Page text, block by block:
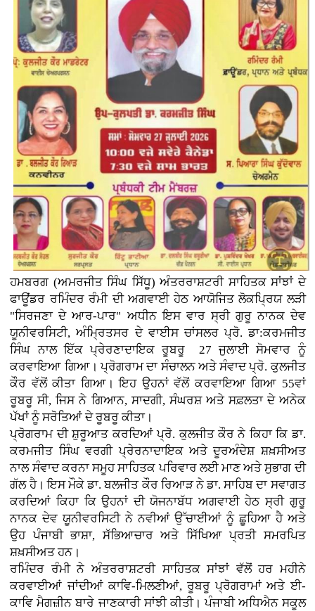
ਹਮਬਰਗ (ਅਮਰਜੀਤ ਸਿੰਘ ਸਿੱਧੂ) ਅੰਤਰਰਾਸ਼ਟਰੀ ਸਾਹਿਤਕ ਸਾਂਝਾਂ ਦੇ
ਫਾਊਂਡਰ ਰਮਿੰਦਰ ਰੰਮੀ ਦੀ ਅਗਵਾਈ ਹੇਠ ਆਯੋਜਿਤ ਲੋਕਪ੍ਰਿਯ ਲੜੀ
"ਸਿਰਜਣਾ ਦੇ ਆਰ-ਪਾਰ" ਅਧੀਨ ਇਸ ਵਾਰ ਸ੍ਰੀ ਗੁਰੂ ਨਾਨਕ ਦੇਵ
ਯੂਨੀਵਰਸਿਟੀ, ਅੰਮ੍ਰਿਤਸਰ ਦੇ ਵਾਈਸ ਚਾਂਸਲਰ ਪ੍ਰੋ. ਡਾ:ਕਰਮਜੀਤ
ਸਿੰਘ ਨਾਲ ਇੱਕ ਪ੍ਰੇਰਣਾਦਾਇਕ ਰੂਬਰੂ 27 ਜੁਲਾਈ ਸੋਮਵਾਰ ਨੂੰ
ਕਰਵਾਇਆ ਗਿਆ। ਪ੍ਰੋਗਰਾਮ ਦਾ ਸੰਚਾਲਨ ਅਤੇ ਸੰਵਾਦ ਪ੍ਰੋ. ਕੁਲਜੀਤ
ਕੌਰ ਵੱਲੋਂ ਕੀਤਾ ਗਿਆ। ਇਹ ਉਹਨਾਂ ਵੱਲੋਂ ਕਰਵਾਇਆ ਗਿਆ 55ਵਾਂ
ਰੂਬਰੂ ਸੀ, ਜਿਸ ਨੇ ਗਿਆਨ, ਸਾਦਗੀ, ਸੰਘਰਸ਼ ਅਤੇ ਸਫ਼ਲਤਾ ਦੇ ਅਨੇਕ
ਪੱਖਾਂ ਨੂੰ ਸਰੋਤਿਆਂ ਦੇ ਰੂਬਰੂ ਕੀਤਾ।
ਪ੍ਰੋਗਰਾਮ ਦੀ ਸ਼ੁਰੂਆਤ ਕਰਦਿਆਂ ਪ੍ਰੋ. ਕੁਲਜੀਤ ਕੌਰ ਨੇ ਕਿਹਾ ਕਿ ਡਾ.
ਕਰਮਜੀਤ ਸਿੰਘ ਵਰਗੀ ਪ੍ਰੇਰਨਾਦਾਇਕ ਅਤੇ ਦੂਰਅੰਦੇਸ਼ ਸ਼ਖ਼ਸੀਅਤ
ਨਾਲ ਸੰਵਾਦ ਕਰਨਾ ਸਮੂਹ ਸਾਹਿਤਕ ਪਰਿਵਾਰ ਲਈ ਮਾਣ ਅਤੇ ਸੁਭਾਗ ਦੀ
ਗੱਲ ਹੈ। ਇਸ ਮੌਕੇ ਡਾ. ਬਲਜੀਤ ਕੌਰ ਰਿਆੜ ਨੇ ਡਾ. ਸਾਹਿਬ ਦਾ ਸਵਾਗਤ
ਕਰਦਿਆਂ ਕਿਹਾ ਕਿ ਉਹਨਾਂ ਦੀ ਯੋਜਨਾਬੱਧ ਅਗਵਾਈ ਹੇਠ ਸ੍ਰੀ ਗੁਰੂ
ਨਾਨਕ ਦੇਵ ਯੂਨੀਵਰਸਿਟੀ ਨੇ ਨਵੀਆਂ ਉੱਚਾਈਆਂ ਨੂੰ ਛੂਹਿਆ ਹੈ ਅਤੇ
ਉਹ ਪੰਜਾਬੀ ਭਾਸ਼ਾ, ਸੱਭਿਆਚਾਰ ਅਤੇ ਸਿੱਖਿਆ ਪ੍ਰਤੀ ਸਮਰਪਿਤ
ਸ਼ਖ਼ਸੀਅਤ ਹਨ।
ਰਮਿੰਦਰ ਰੰਮੀ ਨੇ ਅੰਤਰਰਾਸ਼ਟਰੀ ਸਾਹਿਤਕ ਸਾਂਝਾਂ ਵੱਲੋਂ ਹਰ ਮਹੀਨੇ
ਕਰਵਾਈਆਂ ਜਾਂਦੀਆਂ ਕਾਵਿ-ਮਿਲਣੀਆਂ, ਰੂਬਰੂ ਪ੍ਰੋਗਰਾਮਾਂ ਅਤੇ ਈ-
ਕਾਵਿ ਮੈਗਜ਼ੀਨ ਬਾਰੇ ਜਾਣਕਾਰੀ ਸਾਂਝੀ ਕੀਤੀ। ਪੰਜਾਬੀ ਅਧਿਐਨ ਸਕੂਲ